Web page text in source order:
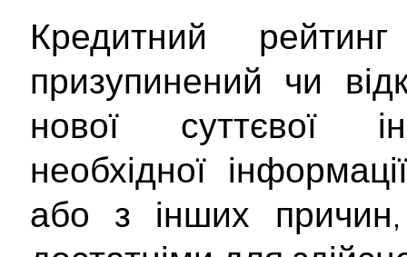
Кредитний
призупинений чи
нової суттєвої
необхідної
або з інших причин,